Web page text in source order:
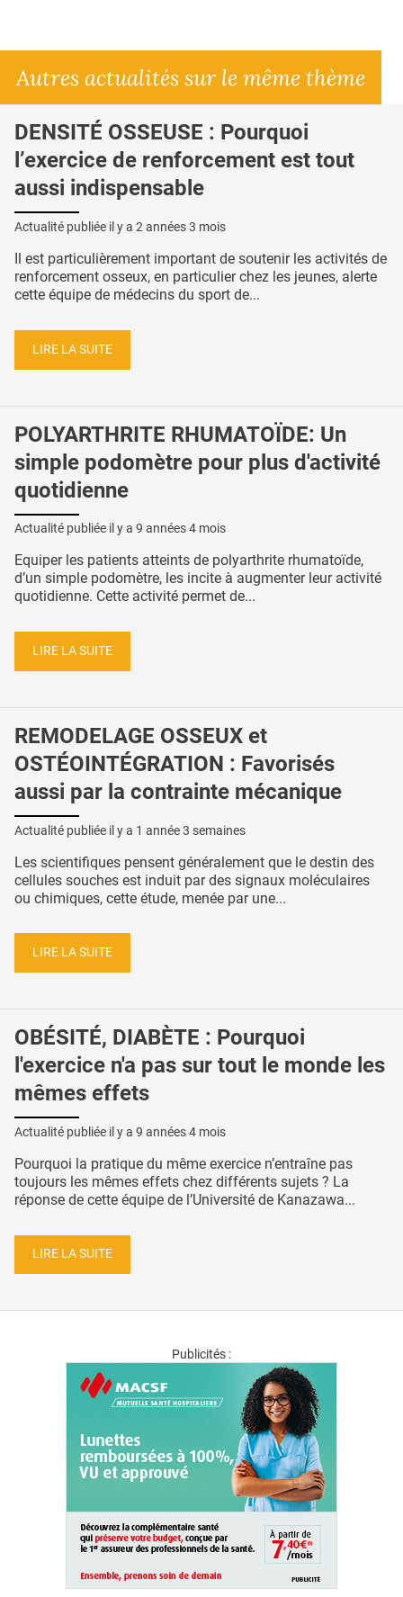
Autres actualités sur le même thème
DENSITÉ OSSEUSE : Pourquoi
l’exercice de renforcement est tout
aussi indispensable
Actualité publiée il y a 2 années 3 mois
Il est particulièrement important de soutenir les activités de
renforcement osseux, en particulier chez les jeunes, alerte
cette équipe de médecins du sport de...
LIRE LA SUITE
POLYARTHRITE RHUMATOÏDE: Un
simple podomètre pour plus d'activité
quotidienne
Actualité publiée il y a 9 années 4 mois
Equiper les patients atteints de polyarthrite rhumatoïde,
d’un simple podomètre, les incite à augmenter leur activité
quotidienne. Cette activité permet de...
LIRE LA SUITE
REMODELAGE OSSEUX et
OSTÉOINTÉGRATION : Favorisés
aussi par la contrainte mécanique
Actualité publiée il y a 1 année 3 semaines
Les scientifiques pensent généralement que le destin des
cellules souches est induit par des signaux moléculaires
ou chimiques, cette étude, menée par une...
LIRE LA SUITE
OBÉSITÉ, DIABÈTE : Pourquoi
l'exercice n'a pas sur tout le monde les
mêmes effets
Actualité publiée il y a 9 années 4 mois
Pourquoi la pratique du même exercice n’entraîne pas
toujours les mêmes effets chez différents sujets ? La
réponse de cette équipe de l’Université de Kanazawa...
LIRE LA SUITE
Publicités :